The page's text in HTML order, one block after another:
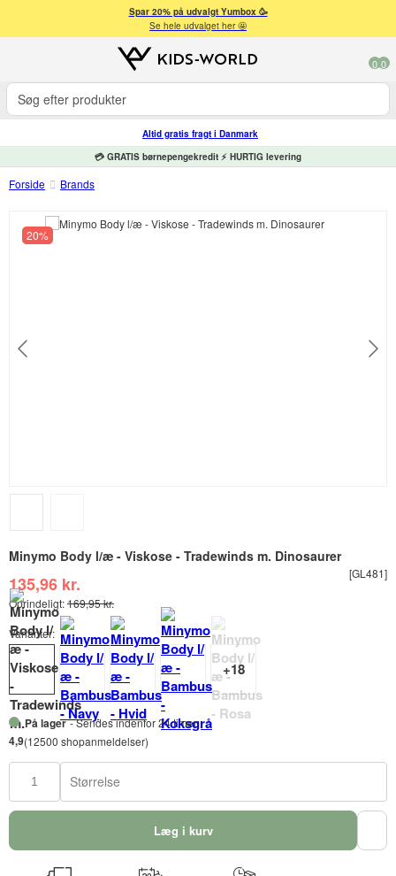
Spar 20% på udvalgt Yumbox 🥳
Se hele udvalget her 🤩
0 0
Altid gratis fragt i Danmark
💳 GRATIS børnepengekredit ⚡ HURTIG levering
Forside Brands
20%
Minymo Body l/æ - Viskose - Tradewinds m. Dinosaurer
[GL481]
135,96 kr.
Oprindeligt:169,95 kr.
Varianter:
På lager- Sendes indenfor 24 timer
4,9(12500 shopanmeldelser)
Størrelse
Læg i kurv